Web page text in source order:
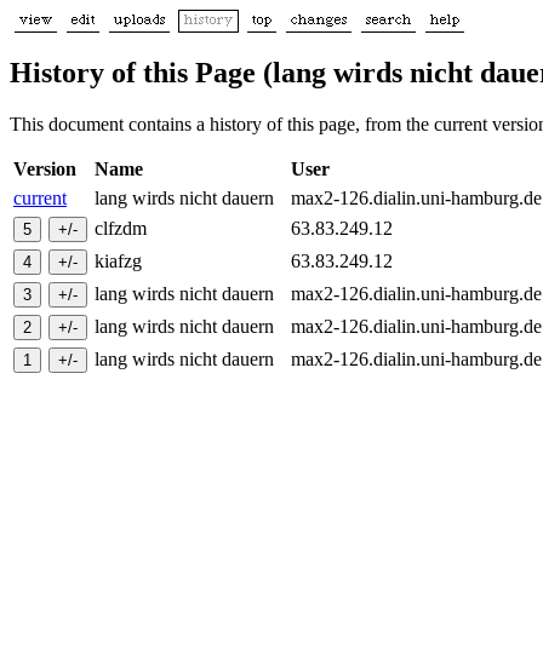
History of this Page (lang wirds nicht
This document contains a history of this page, from the current
Version Name
User
current
lang wirds nicht dauern
max2-126.dialin.uni-
clfzdm
63.83.249.12
kiafzg
63.83.249.12
lang wirds nicht dauern
max2-126.dialin.uni-
lang wirds nicht dauern
max2-126.dialin.uni-
lang wirds nicht dauern
max2-126.dialin.uni-